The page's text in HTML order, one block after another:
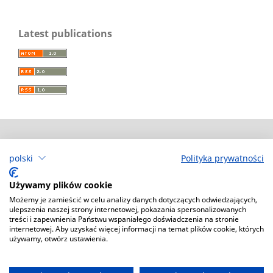
polski Polityka prywatności
Używamy plików cookie
Możemy je zamieścić w celu analizy danych dotyczących odwiedzających,
ulepszenia naszej strony internetowej, pokazania spersonalizowanych
treści i zapewnienia Państwu wspaniałego doświadczenia na stronie
internetowej. Aby uzyskać więcej informacji na temat plików cookie, których
używamy, otwórz ustawienia.
Latest publications